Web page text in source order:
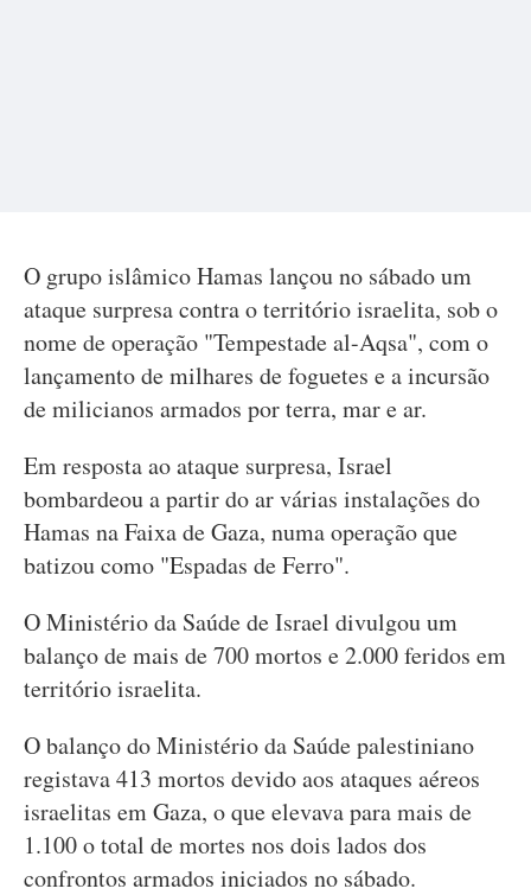
O grupo islâmico Hamas lançou no sábado um
ataque surpresa contra o território israelita, sob o
nome de operação "Tempestade al-Aqsa", com o
lançamento de milhares de foguetes e a incursão
de milicianos armados por terra, mar e ar.
Em resposta ao ataque surpresa, Israel
bombardeou a partir do ar várias instalações do
Hamas na Faixa de Gaza, numa operação que
batizou como "Espadas de Ferro".
O Ministério da Saúde de Israel divulgou um
balanço de mais de 700 mortos e 2.000 feridos em
território israelita.
O balanço do Ministério da Saúde palestiniano
registava 413 mortos devido aos ataques aéreos
israelitas em Gaza, o que elevava para mais de
1.100 o total de mortes nos dois lados dos
confrontos armados iniciados no sábado.